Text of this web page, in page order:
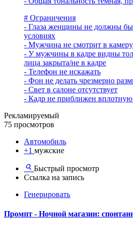
# Ограничения
- Глаза женщины не должны
условиях
- Мужчина не смотрит в камеру
- У мужчины в кадре видны
лица закрыта/не в кадре
- Телефон не искажать
- Фон не делать чрезмерно
- Свет в салоне отсутствует
- Кадр не приближен вплотную
Рекламируемый
75 просмотров
Автомобиль
+1 мужские
Быстрый просмотр
Ссылка на запись
Генерировать
Промпт - Ночной магазин: